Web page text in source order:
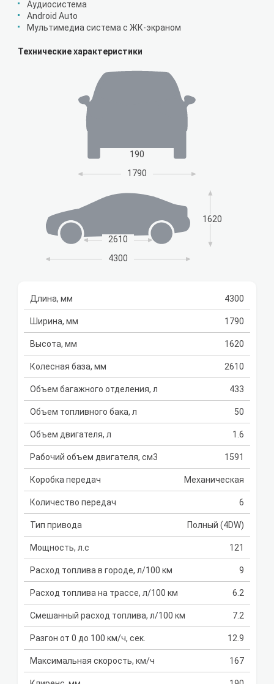
Аудиосистема
Android Auto
Мультимедиа система с ЖК-экраном
Технические характеристики
190
1790
2610
1620
4300
Длина, мм 4300
Ширина, мм 1790
Высота, мм 1620
Колесная база, мм 2610
Объем багажного отделения, л 433
Объем топливного бака, л 50
Объем двигателя, л 1.6
Рабочий объем двигателя, см3 1591
Коробка передач Механическая
Количество передач 6
Тип привода Полный (4DW)
Мощность, л.с 121
Расход топлива в городе, л/100 км 9
Расход топлива на трассе, л/100 км 6.2
Смешанный расход топлива, л/100 км 7.2
Разгон от 0 до 100 км/ч, сек. 12.9
Максимальная скорость, км/ч 167